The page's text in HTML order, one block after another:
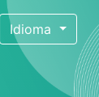
Idioma